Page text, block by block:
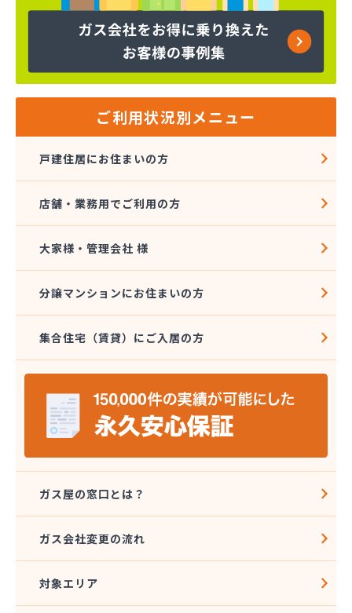
株式会社コープエナジー 足利営業所
株式会社コボリ・ガス
株式会社サイサン 宇都宮営業所
株式会社サイサン 今市営業所
株式会社サイサン 湯西川営業所
株式会社サイサン 物流管理
株式会社スガマタ
株式会社スミスケ
株式会社ミツウロコ 宇都宮オート営業所
株式会社ミツウロコ 宇都宮西部店
株式会社ミツウロコ 栃木支店
株式会社ミツウロコ 那須店
株式会社ミヤプロ
株式会社ミヤレン
株式会社ヤチネン
株式会社ヤマガス
株式会社稲葉商店
株式会社宇都宮プロパン容器検査工場
株式会社菊泉
株式会社県民ガス保安センター
株式会社高圧容器検査所
株式会社篠田商店
ご利用状況別メニュー
戸建住居にお住まいの方
店舗・業務用でご利用の方
大家様・管理会社 様
分譲マンションにお住まいの方
集合住宅（賃貸）にご入居の方
ガス屋の窓口とは？
ガス会社変更の流れ
対象エリア